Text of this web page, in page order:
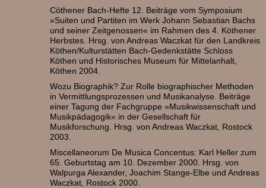
Cöthener Bach-Hefte 12. Beiträge vom Symposium
»Suiten und Partiten im Werk Johann Sebastian Bachs
und seiner Zeitgenossen« im Rahmen des 4. Köthener
Herbstes. Hrsg. von Andreas Waczkat für den Landkreis
Köthen/Kulturstätten Bach-Gedenkstätte Schloss
Köthen und Historisches Museum für Mittelanhalt,
Köthen 2004.
Wozu Biographik? Zur Rolle biographischer Methoden
in Vermittlungsprozessen und Musikanalyse. Beiträge
einer Tagung der Fachgruppe »Musikwissenschaft und
Musikpädagogik« in der Gesellschaft für
Musikforschung. Hrsg. von Andreas Waczkat, Rostock
2003.
Miscellaneorum De Musica Concentus: Karl Heller zum
65. Geburtstag am 10. Dezember 2000. Hrsg. von
Walpurga Alexander, Joachim Stange-Elbe und Andreas
Waczkat, Rostock 2000.